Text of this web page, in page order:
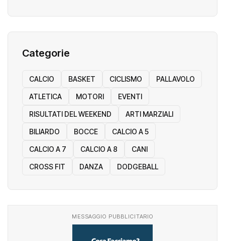
Categorie
CALCIO BASKET CICLISMO PALLAVOLO
ATLETICA MOTORI EVENTI
RISULTATI DEL WEEKEND ARTI MARZIALI
BILIARDO BOCCE CALCIO A 5
CALCIO A 7 CALCIO A 8 CANI
CROSS FIT DANZA DODGEBALL
MESSAGGIO PUBBLICITARIO